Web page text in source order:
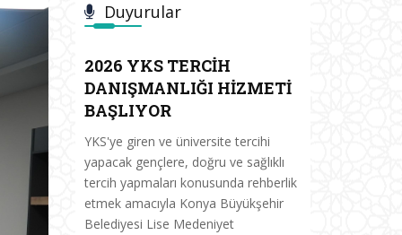
Duyurular
2026 YKS TERCİH
DANIŞMANLIĞI HİZMETİ
BAŞLIYOR
YKS'ye giren ve üniversite tercihi
yapacak gençlere, doğru ve sağlıklı
tercih yapmaları konusunda rehberlik
etmek amacıyla Konya Büyükşehir
Belediyesi Lise Medeniyet